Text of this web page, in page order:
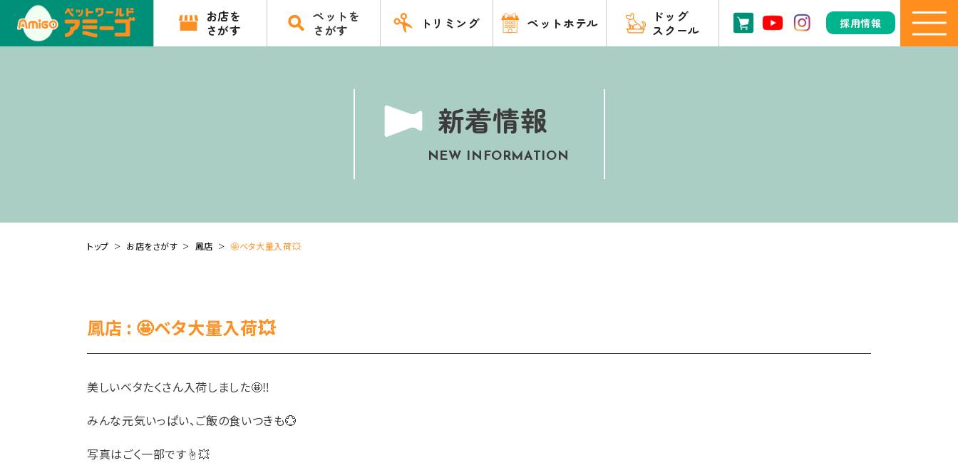
お店を
さがす
ペットを
さがす
トリミング ペットホテル
ドッグ
スクール
採用情報
新着情報
NEW INFORMATION
トップ お店をさがす 鳳店 🤩ベタ大量入荷💥
鳳店 : 🤩ベタ大量入荷💥
美しいベタたくさん入荷しました🤩‼️
みんな元気いっぱい、ご飯の食いつきも💮
写真はごく一部です☝️💥